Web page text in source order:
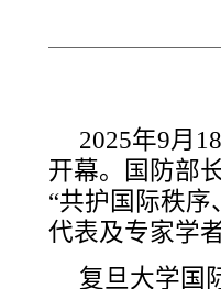
2025年9月
开幕。国防部
“共护国际秩
代表及专家学
复旦大学国